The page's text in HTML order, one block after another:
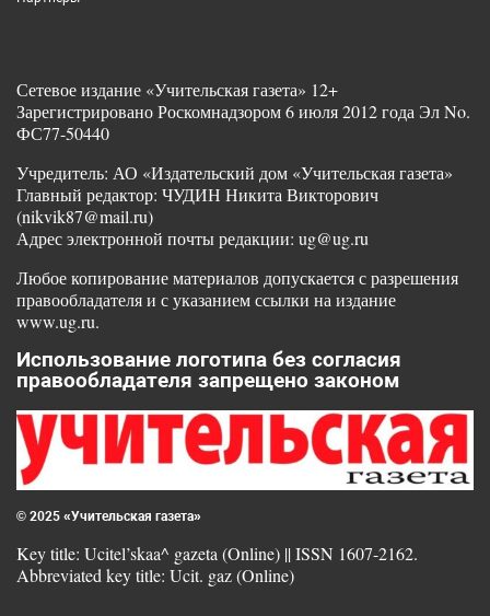
Сетевое издание «Учительская газета» 12+
Зарегистрировано Роскомнадзором 6 июля 2012 года Эл No.
ФС77-50440
Учредитель: АО «Издательский дом «Учительская газета»
Главный редактор: ЧУДИН Никита Викторович
(nikvik87@mail.ru)
Адрес электронной почты редакции: ug@ug.ru
Любое копирование материалов допускается с разрешения
правообладателя и с указанием ссылки на издание
www.ug.ru.
Использование логотипа без согласия
правообладателя запрещено законом
© 2025 «Учительская газета»
Key title: Ucitel’skaa^ gazeta (Online) || ISSN 1607-2162.
Abbreviated key title: Ucit. gaz (Online)